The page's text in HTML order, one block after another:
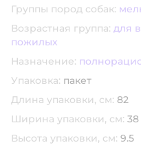
Группы пород собак:
Возрастная группа: для
пожилых
Назначение:
Упаковка: пакет
Длина упаковки, см: 82
Ширина упаковки, см: 38
Высота упаковки, см: 9.5